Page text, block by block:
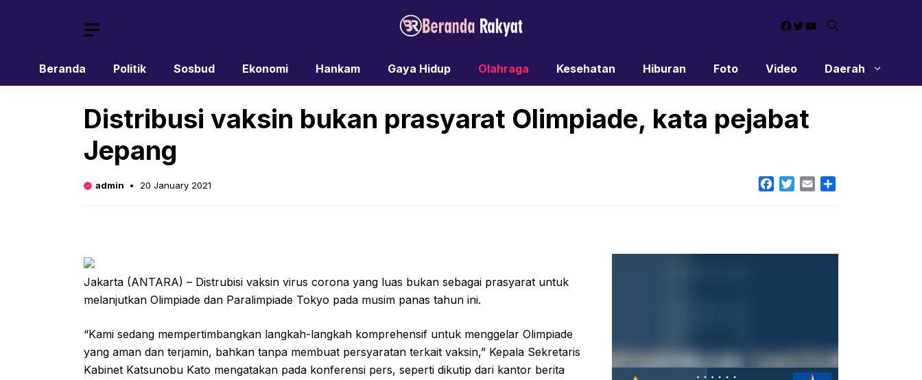
Facebook
Twitter
YouTube
Beranda Politik Sosbud Ekonomi Hankam Gaya Hidup Olahraga Kesehatan Hiburan Foto Video Daerah
Distribusi vaksin bukan prasyarat Olimpiade, kata pejabat
Jepang
admin 20 January 2021 Facebook
TwitterEmail
Jakarta (ANTARA) – Distrubisi vaksin virus corona yang luas bukan sebagai prasyarat untuk
melanjutkan Olimpiade dan Paralimpiade Tokyo pada musim panas tahun ini.
“Kami sedang mempertimbangkan langkah-langkah komprehensif untuk menggelar Olimpiade
yang aman dan terjamin, bahkan tanpa membuat persyaratan terkait vaksin,” Kepala Sekretaris
Kabinet Katsunobu Kato mengatakan pada konferensi pers, seperti dikutip dari kantor berita